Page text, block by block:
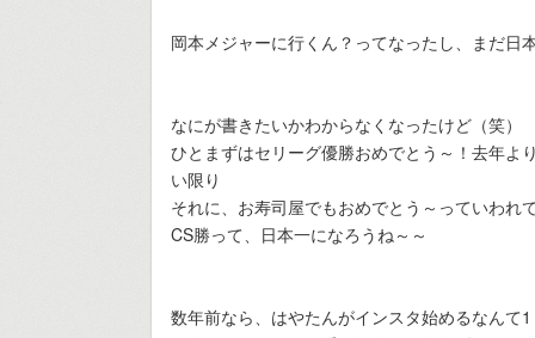
岡本メジャーに行くん？ってなったし、まだ日
なにが書きたいかわからなくなったけど（笑）
ひとまずはセリーグ優勝おめでとう～！去年よ
い限り
それに、お寿司屋でもおめでとう～っていわれ
CS勝って、日本一になろうね～～
数年前なら、はやたんがインスタ始めるなんて